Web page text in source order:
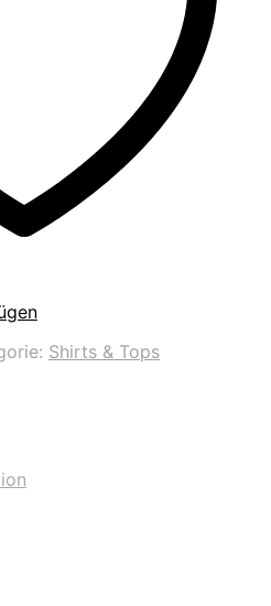
Shirts & Tops